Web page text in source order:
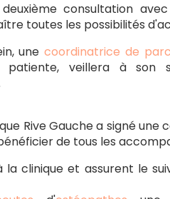
consultation
toutes les possibilités
unecoordinatrice de
patiente, veillera à son
Rive Gauche a signé
de tous les
la clinique et assurent le